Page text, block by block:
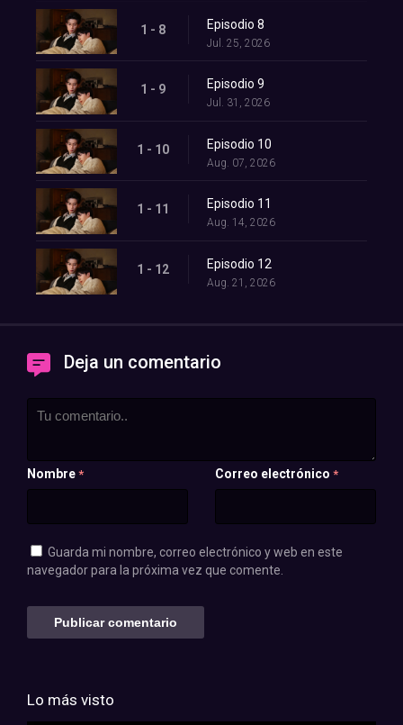
1 - 8 Episodio 8
Jul. 25, 2026
1 - 9 Episodio 9
Jul. 31, 2026
1 - 10 Episodio 10
Aug. 07, 2026
1 - 11 Episodio 11
Aug. 14, 2026
1 - 12 Episodio 12
Aug. 21, 2026
Deja un comentario
Nombre * Correo electrónico *
Guarda mi nombre, correo electrónico y web en este
navegador para la próxima vez que comente.
Lo más visto